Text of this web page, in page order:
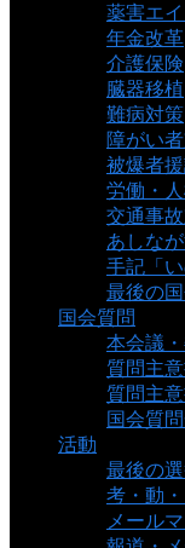
薬害エ
年金改革
介護保険
臓器移植
難病対策
障がい
被爆者
労働・
交通事
あしな
手記「
最後の
国会質問
本会議
質問主
質問主
国会質
活動
最後の
考・動
メール